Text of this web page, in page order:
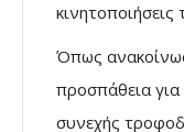
Όπως
προσπάθεια
συνεχής